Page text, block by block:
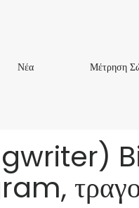
ΝέαΝέα Μέτρηση